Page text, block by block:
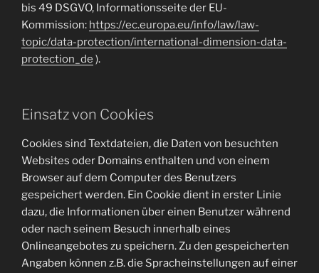
bis 49 DSGVO, Informationsseite der EU-
Kommission: https://ec.europa.eu/info/law/law-
topic/data-protection/international-dimension-data-
protection_de ).
Einsatz von Cookies
Cookies sind Textdateien, die Daten von besuchten
Websites oder Domains enthalten und von einem
Browser auf dem Computer des Benutzers
gespeichert werden. Ein Cookie dient in erster Linie
dazu, die Informationen über einen Benutzer während
oder nach seinem Besuch innerhalb eines
Onlineangebotes zu speichern. Zu den gespeicherten
Angaben können z.B. die Spracheinstellungen auf einer